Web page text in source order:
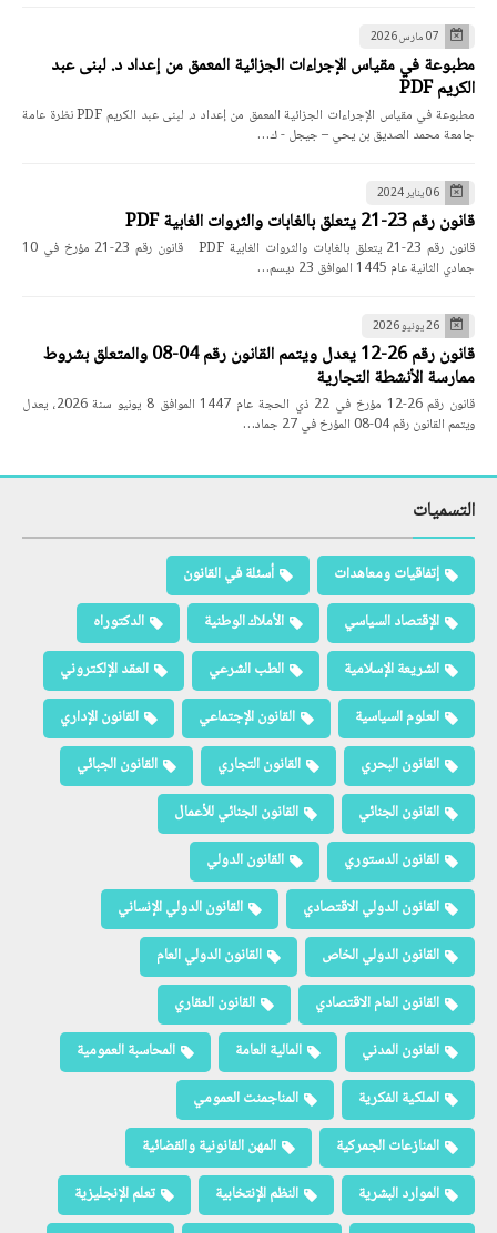
07 مارس 2026
مطبوعة في مقياس الإجراءات الجزائية المعمق من إعداد د. لبنى عبد
الكريم PDF
مطبوعة في مقياس الإجراءات الجزائية المعمق من إعداد د. لبنى عبد الكريم PDF نظرة عامة
جامعة محمد الصديق بن يحي – جيجل - ك…
06 يناير 2024
قانون رقم 23-21 يتعلق بالغابات والثروات الغابية PDF
قانون رقم 23-21 يتعلق بالغابات والثروات الغابية PDF قانون رقم 23-21 مؤرخ في 10
جمادي الثانية عام 1445 الموافق 23 ديسم…
26 يونيو 2026
قانون رقم 26-12 يعدل ويتمم القانون رقم 04-08 والمتعلق بشروط
ممارسة الأنشطة التجارية
قانون رقم 26-12 مؤرخ في 22 ذي الحجة عام 1447 الموافق 8 يونيو سنة 2026، يعدل
ويتمم القانون رقم 04-08 المؤرخ في 27 جماد…
التسميات
إتفاقيات ومعاهدات
أسئلة في القانون
الإقتصاد السياسي
الأملاك الوطنية
الدكتوراه
الشريعة الإسلامية
الطب الشرعي
العقد الإلكتروني
العلوم السياسية
القانون الإجتماعي
القانون الإداري
القانون البحري
القانون التجاري
القانون الجبائي
القانون الجنائي
القانون الجنائي للأعمال
القانون الدستوري
القانون الدولي
القانون الدولي الاقتصادي
القانون الدولي الإنساني
القانون الدولي الخاص
القانون الدولي العام
القانون العام الاقتصادي
القانون العقاري
القانون المدني
المالية العامة
المحاسبة العمومية
الملكية الفكرية
المناجمنت العمومي
المنازعات الجمركية
المهن القانونية والقضائية
الموارد البشرية
النظم الإنتخابية
تعلم الإنجليزية